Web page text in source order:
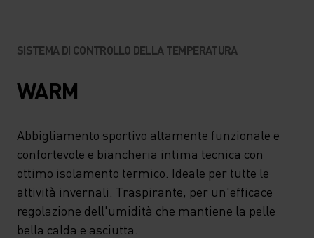
SISTEMA DI CONTROLLO DELLA TEMPERATURA
WARM
Abbigliamento sportivo altamente funzionale e
confortevole e biancheria intima tecnica con
ottimo isolamento termico. Ideale per tutte le
attività invernali. Traspirante, per un'efficace
regolazione dell'umidità che mantiene la pelle
bella calda e asciutta.